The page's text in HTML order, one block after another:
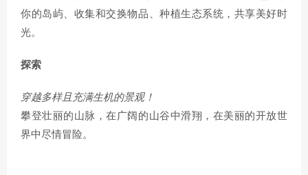
你的岛屿、收集和交换物品、种植生态系统，共享美好时
光。
探索
穿越多样且充满生机的景观！
攀登壮丽的山脉，在广阔的山谷中滑翔，在美丽的开放世
界中尽情冒险。